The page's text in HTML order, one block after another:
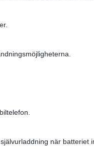
när batteriet